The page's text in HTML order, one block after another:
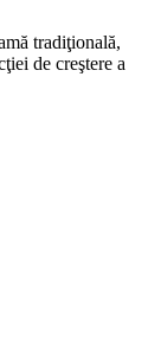
tradiţională,
de creştere a